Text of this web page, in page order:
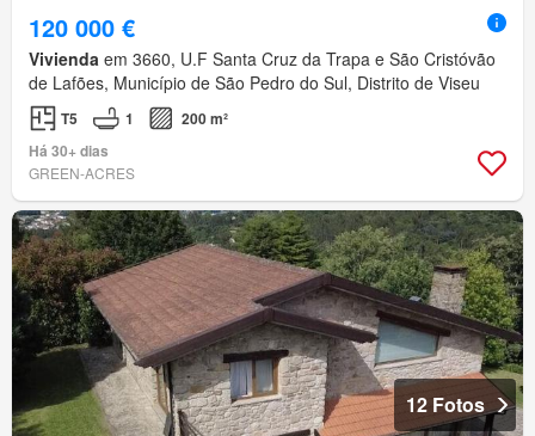
120 000 €
Vivienda em 3660, U.F Santa Cruz da Trapa e São Cristóvão
de Lafões, Município de São Pedro do Sul, Distrito de Viseu
T5 1
200 m²
Há 30+ dias
GREEN-ACRES
12 Fotos